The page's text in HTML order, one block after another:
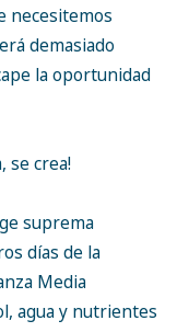
necesitemos
demasiado
la oportunidad
se crea!
suprema
días de la
Media
agua y nutrientes